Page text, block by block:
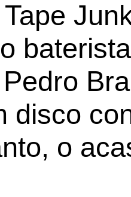
disco
o